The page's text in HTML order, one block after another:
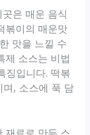
은 매운 음식
볶이의 매운맛
맛을 느낄 수
제 소스는 비법
징입니다. 떡볶
며, 소스에 푹 담